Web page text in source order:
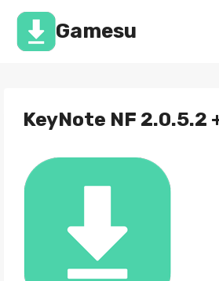
Перейти
содержимомуGamesu
KeyNote NF 2.0.5.2